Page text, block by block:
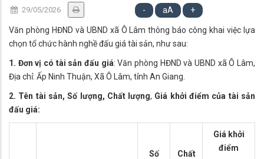
29/05/2026 - aA +
Văn phòng HĐND và UBND xã Ô Lâm thông báo công khai việc lựa
chọn tổ chức hành nghề đấu giá tài sản, như sau:
1. Đơn vị có tài sản đấu giá: Văn phòng HĐND và UBND xã Ô Lâm,
Địa chỉ: Ấp Ninh Thuận, Xã Ô Lâm, tỉnh An Giang.
2. Tên tài sản, Số lượng, Chất lượng, Giá khởi điểm của tài sản
đấu giá:
Số
Chất
Giá khởi
điểm